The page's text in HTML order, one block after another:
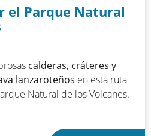
el Parque Natural
calderas, cráteres y
lanzaroteños en esta ruta
Natural de los Volcanes.